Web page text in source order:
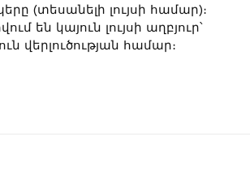
(տեսանելի լույսի համար)։
են կայուն լույսի աղբյուր՝
վերլուծության համար։